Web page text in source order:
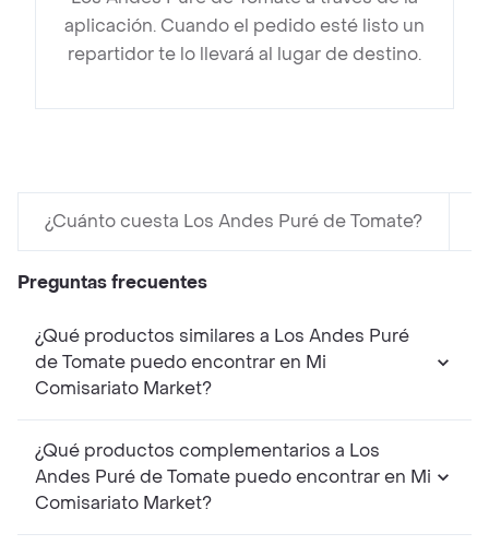
aplicación. Cuando el pedido esté listo un
repartidor te lo llevará al lugar de destino.
¿Cuánto cuesta Los Andes Puré de Tomate?
Preguntas frecuentes
¿Qué productos similares a Los Andes Puré
de Tomate puedo encontrar en Mi
Comisariato Market?
¿Qué productos complementarios a Los
Andes Puré de Tomate puedo encontrar en Mi
Comisariato Market?